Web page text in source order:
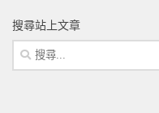
搜尋站上文章
搜
尋